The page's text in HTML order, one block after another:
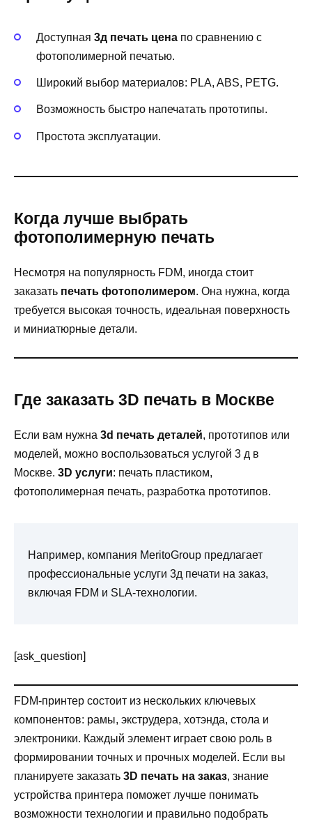
Доступная 3д печать цена по сравнению с
фотополимерной печатью.
Широкий выбор материалов: PLA, ABS, PETG.
Возможность быстро напечатать прототипы.
Простота эксплуатации.
Когда лучше выбрать
фотополимерную печать
Несмотря на популярность FDM, иногда стоит
заказать печать фотополимером. Она нужна, когда
требуется высокая точность, идеальная поверхность
и миниатюрные детали.
Где заказать 3D печать в Москве
Если вам нужна 3d печать деталей, прототипов или
моделей, можно воспользоваться услугой 3 д в
Москве. 3D услуги: печать пластиком,
фотополимерная печать, разработка прототипов.
Например, компания MeritoGroup предлагает
профессиональные услуги 3д печати на заказ,
включая FDM и SLA-технологии.
[ask_question]
FDM-принтер состоит из нескольких ключевых
компонентов: рамы, экструдера, хотэнда, стола и
электроники. Каждый элемент играет свою роль в
формировании точных и прочных моделей. Если вы
планируете заказать 3D печать на заказ, знание
устройства принтера поможет лучше понимать
возможности технологии и правильно подобрать